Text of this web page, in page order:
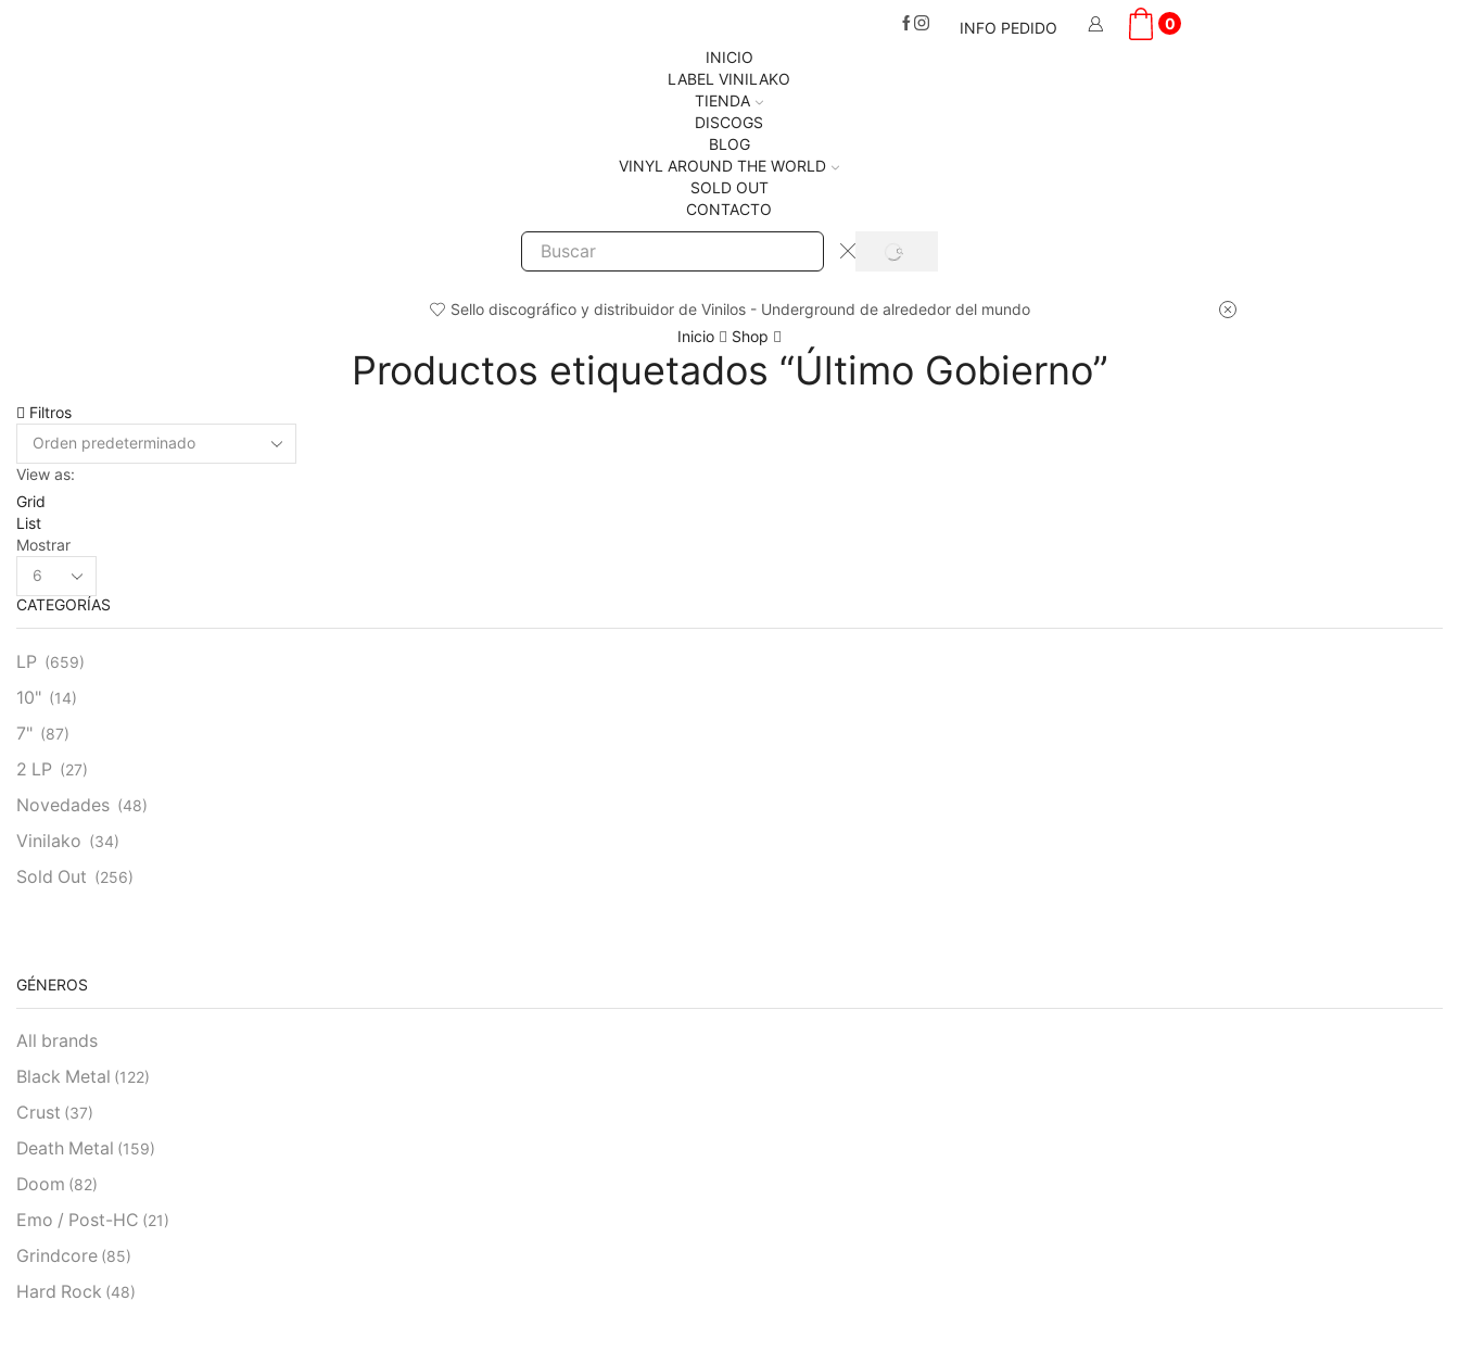
INFO PEDIDO
0
INICIO
LABEL VINILAKO
TIENDA
DISCOGS
BLOG
VINYL AROUND THE WORLD
SOLD OUT
CONTACTO
Search
SEARCH
Sello discográfico y distribuidor de Vinilos - Underground de alrededor del mundo
Inicio
Shop
Productos etiquetados “Último Gobierno”
Filtros
View as:
Grid
List
Mostrar
Products
per
page
CATEGORÍAS
LP (659)
10" (14)
7" (87)
2 LP (27)
Novedades (48)
Vinilako (34)
Sold Out (256)
GÉNEROS
All brands
Black Metal (122)
Crust (37)
Death Metal (159)
Doom (82)
Emo / Post-HC (21)
Grindcore (85)
Hard Rock (48)